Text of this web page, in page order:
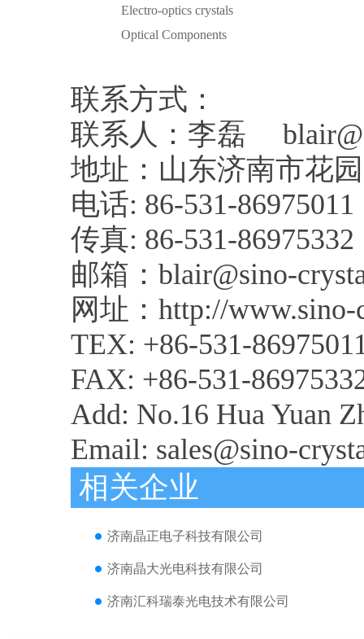
Electro-optics crystals
Optical Components
联系方式：
联系人：李磊
地址：山东济南市花
电话: 86-531-86975011
传真: 86-531-86975332
邮箱：blair@sino-
网址：http://www.sino-
TEX: +86-531-
FAX: +86-531-
Add: No.16 Hua Yuan
Email: sales@sino-
相关企业
济南晶正电子科技有限公司
济南晶大光电科技有限公司
济南汇科瑞泰光电技术有限公司